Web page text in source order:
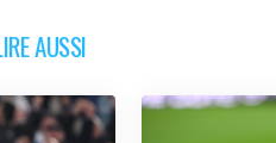
AUSSI